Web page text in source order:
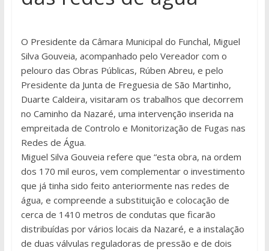
O Presidente da Câmara Municipal do Funchal, Miguel
Silva Gouveia, acompanhado pelo Vereador com o
pelouro das Obras Públicas, Rúben Abreu, e pelo
Presidente da Junta de Freguesia de São Martinho,
Duarte Caldeira, visitaram os trabalhos que decorrem
no Caminho da Nazaré, uma intervenção inserida na
empreitada de Controlo e Monitorização de Fugas nas
Redes de Água.
Miguel Silva Gouveia refere que “esta obra, na ordem
dos 170 mil euros, vem complementar o investimento
que já tinha sido feito anteriormente nas redes de
água, e compreende a substituição e colocação de
cerca de 1410 metros de condutas que ficarão
distribuídas por vários locais da Nazaré, e a instalação
de duas válvulas reguladoras de pressão e de dois